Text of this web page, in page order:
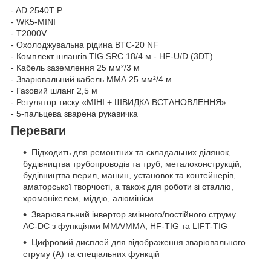
- AD 2540T P
- WK5-MINI
- T2000V
- Охолоджувальна рідина BTC-20 NF
- Комплект шлангів TIG SRC 18/4 м - HF-U/D (3DT)
- Кабель заземлення 25 мм²/3 м
- Зварювальний кабель ММА 25 мм²/4 м
- Газовий шланг 2,5 м
- Регулятор тиску «МІНІ + ШВИДКА ВСТАНОВЛЕННЯ»
- 5-пальцева зварена рукавичка
Переваги
Підходить для ремонтних та складальних ділянок,
будівництва трубопроводів та труб, металоконструкцій,
будівництва перил, машин, установок та контейнерів,
аматорської творчості, а також для роботи зі сталлю,
хромонікелем, міддю, алюмінієм.
Зварювальний інвертор змінного/постійного струму
AC-DC з функціями MMA/MMA, HF-TIG та LIFT-TIG
Цифровий дисплей для відображення зварювального
струму (А) та спеціальних функцій